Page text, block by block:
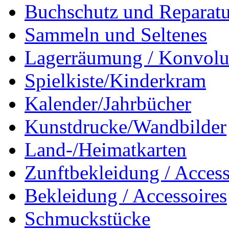
Buchschutz und
Sammeln und Seltenes
Lagerräumung /
Spielkiste/Kinderkram
Kalender/Jahrbücher
Kunstdrucke/Wandbilder
Land-/Heimatkarten
Zunftbekleidung /
Bekleidung / Accessoires
Schmuckstücke